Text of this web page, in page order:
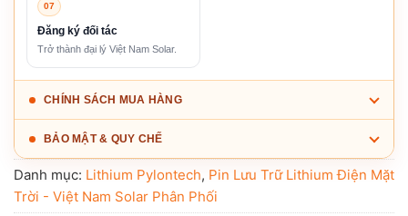
07
Đăng ký đối tác
Trở thành đại lý Việt Nam Solar.
CHÍNH SÁCH MUA HÀNG
BẢO MẬT & QUY CHẾ
Danh mục: Lithium Pylontech, Pin Lưu Trữ Lithium Điện Mặt
Trời - Việt Nam Solar Phân Phối